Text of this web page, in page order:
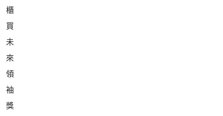
櫃
買
未
來
領
袖
獎